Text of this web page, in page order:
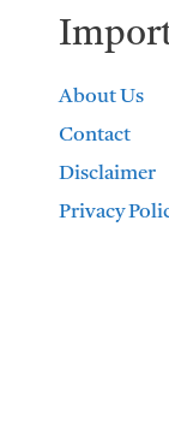
About Us
Contact
Disclaimer
Privacy